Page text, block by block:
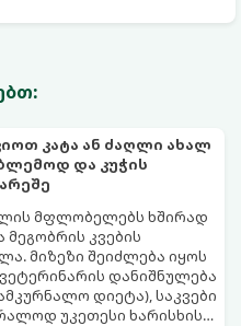
კატა ან ძაღლი ახალ
და კუჭის
მფლობელებს ხშირად
კვების
მიზეზი შეიძლება იყოს
ვეტერინარის დანიშნულება
დიეტა), საკვები
უკეთესი ხარისხის